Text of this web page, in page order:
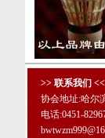
>> 联系我们 <<
协会地址:哈尔
电话:0451-